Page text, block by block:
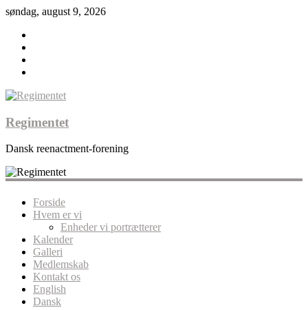
søndag, august 9, 2026
Regimentet
Dansk reenactment-forening
Forside
Hvem er vi
Enheder vi portrætterer
Kalender
Galleri
Medlemskab
Kontakt os
English
Dansk